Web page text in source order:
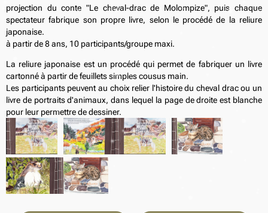
projection du conte "Le cheval-drac de Molompize", puis chaque
spectateur fabrique son propre livre, selon le procédé de la reliure
japonaise.
à partir de 8 ans, 10 participants/groupe maxi.
La reliure japonaise est un procédé qui permet de fabriquer un livre
cartonné à partir de feuillets simples cousus main.
Les participants peuvent au choix relier l'histoire du cheval drac ou un
livre de portraits d'animaux, dans lequel la page de droite est blanche
pour leur permettre de dessiner.